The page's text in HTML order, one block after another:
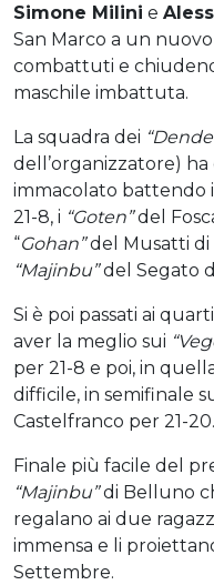
Simone Milini e
San Marco a un
combattuti e
maschile imbattuta.
La squadra dei
dell’organizzatore)
immacolato battendo i
21-8, i “Goten”del
“Gohan”del Musatti di
“Majinbu”del Segato
Si è poi passati ai
aver la meglio sui
per 21-8 e poi, in
difficile, in semifinale
Castelfranco per 21-20.
Finale più facile del
“Majinbu”di Belluno
regalano ai due
immensa e li
Settembre.